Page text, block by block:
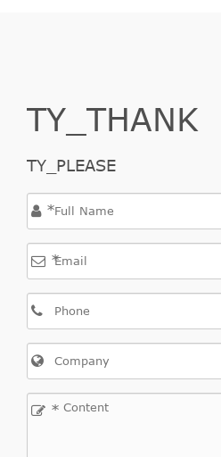
TY_THANK
TY_PLEASE
*
*
*